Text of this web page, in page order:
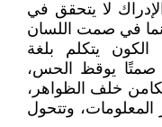
لا يتحقق في
في صمت اللسان
يتكلم بلغة
صمتًا يوقظ الحس،
خلف الظواهر،
وتتحول